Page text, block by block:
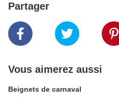
Partager
Vous aimerez aussi
Beignets de carnaval